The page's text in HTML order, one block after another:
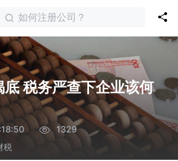
如何注册公司？
税务严查下企业该何
1329
税